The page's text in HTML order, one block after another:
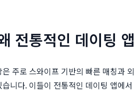
전통적인 데이팅
주로 스와이프 기반의 빠른 매칭과
니다. 이들이 전통적인 데이팅 앱에